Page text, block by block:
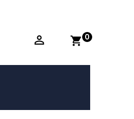
shopping_cart 0
